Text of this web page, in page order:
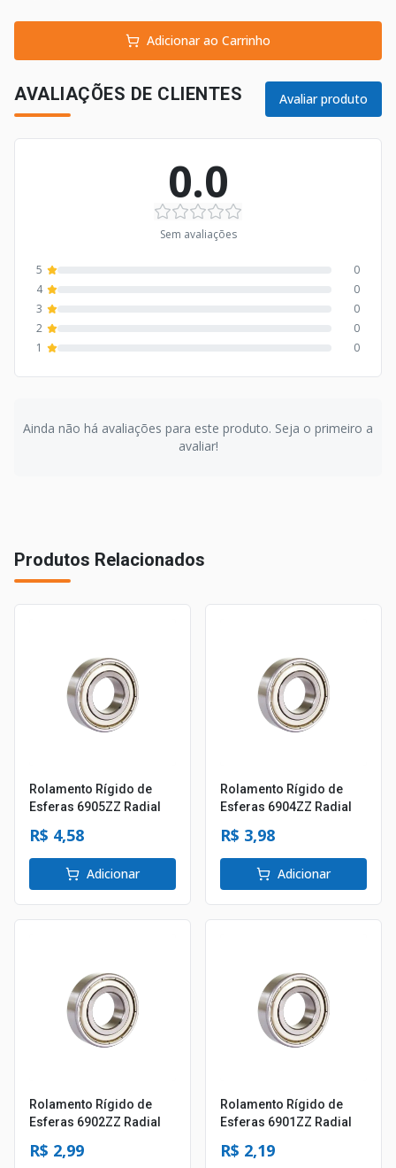
Adicionar ao Carrinho
AVALIAÇÕES DE CLIENTES Avaliar produto
0.0
Sem avaliações
5
0
4
0
3
0
2
0
1
0
Ainda não há avaliações para este produto. Seja o primeiro a
avaliar!
Produtos Relacionados
Rolamento Rígido de
Esferas 6905ZZ Radial
R$ 4,58
Adicionar
Rolamento Rígido de
Esferas 6904ZZ Radial
R$ 3,98
Adicionar
Rolamento Rígido de
Esferas 6902ZZ Radial
R$ 2,99
Rolamento Rígido de
Esferas 6901ZZ Radial
R$ 2,19